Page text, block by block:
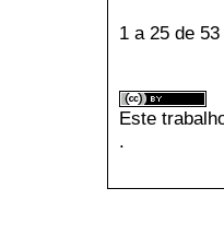
1 a 25 de
Este
.